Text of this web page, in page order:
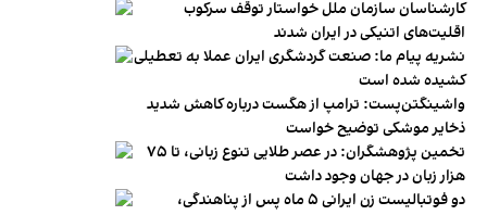
کارشناسان سازمان ملل خواستار توقف سرکوب
اقلیت‌های اتنیکی در ایران شدند
نشریه پیام ما: صنعت گردشگری ایران عملا به تعطیلی
کشیده شده است
واشینگتن‌پست: ترامپ از هگست درباره کاهش شدید
ذخایر موشکی توضیح خواست
تخمین پژوهشگران: در عصر طلایی تنوع زبانی، تا ۷۵
هزار زبان در جهان وجود داشت
دو فوتبالیست زن ایرانی ۵ ماه پس از پناهندگی،